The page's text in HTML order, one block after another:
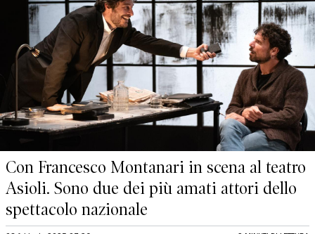
Con Francesco Montanari in scena al teatro
Asioli. Sono due dei più amati attori dello
spettacolo nazionale